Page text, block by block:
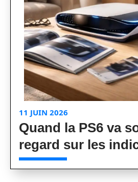
11 JUIN 2026
Quand la PS6 va
regard sur les